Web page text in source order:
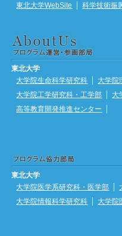
東北大学WebSite 科学技術振
東北大学
大学院生命科学研究科
大学院
大学院工学研究科・工学部
大
高等教育開発推進センター
東北大学
大学院医学系研究科・医学部
大学院情報科学研究科
大学院